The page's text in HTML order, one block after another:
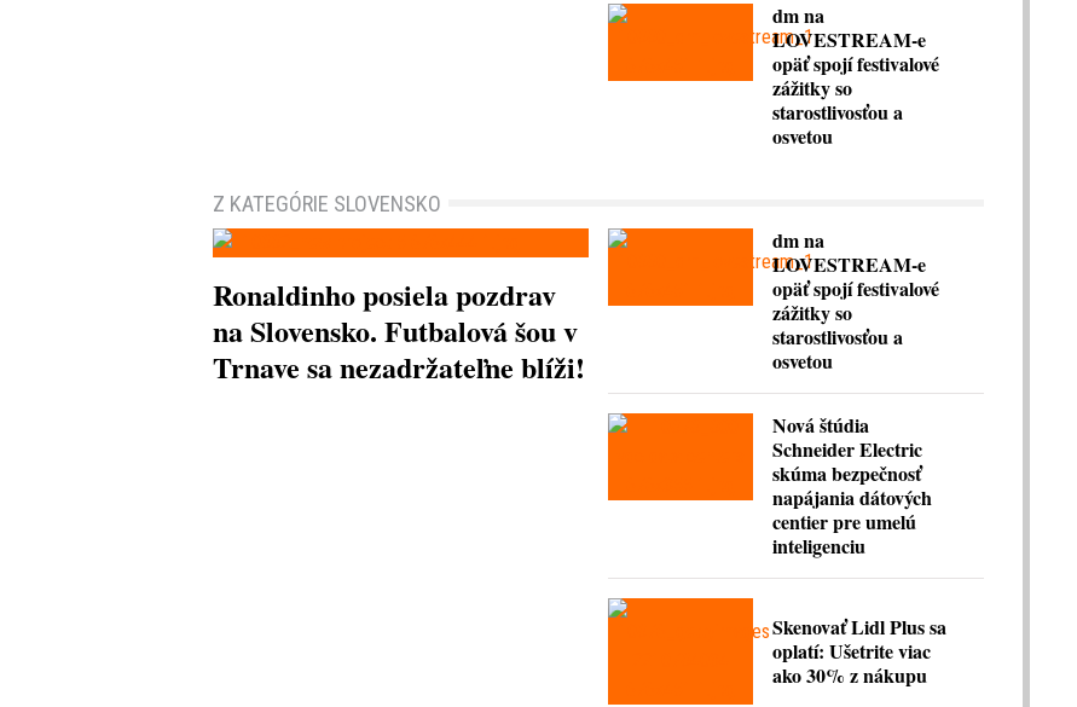
dm na
LOVESTREAM-e
opäť spojí festivalové
zážitky so
starostlivosťou a
osvetou
Z KATEGÓRIE SLOVENSKO
Ronaldinho posiela pozdrav
na Slovensko. Futbalová šou v
Trnave sa nezadržateľne blíži!
dm na
LOVESTREAM-e
opäť spojí festivalové
zážitky so
starostlivosťou a
osvetou
Nová štúdia
Schneider Electric
skúma bezpečnosť
napájania dátových
centier pre umelú
inteligenciu
Skenovať Lidl Plus sa
oplatí: Ušetrite viac
ako 30% z nákupu